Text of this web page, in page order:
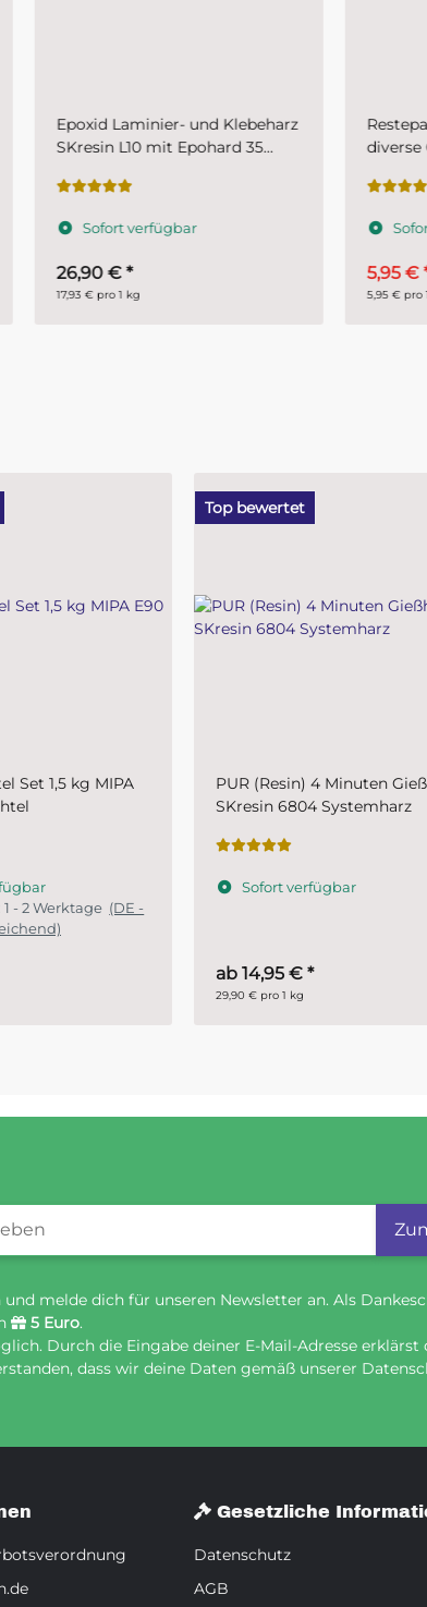
und Klebeharz
mit Epohard 35
Restepaket
diverse Grammaturen ca. 2
Minuten Gießharz
Systemharz
Top bewertet
Plastic-Grundierfiller-Spray
MIPA 1K- schnelltrocknender
Fahrzeugbereich
Sofort verfügbar
11,45 €*
28,63 € pro 1 l
melde dich für unseren Newsletter an. Als
5 Euro.
Durch die Eingabe deiner E-Mail-Adresse erklärst
dass wir deine Daten gemäß unserer
Gesetzliche
Datenschutz
AGB